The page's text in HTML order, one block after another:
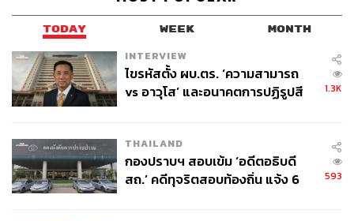
ออกมาเท่าเดิมหรือมากกว่าเดิม ซึ่งก็เป็นตรรกะปกติ
ของทุกการทำงานเช่นกัน
อีกข้อสำคัญก็คือเรามีความจำเป็นต้องการปฏิรูประบบ
กำลังสำรอง เพราะถ้าไม่มีการเกณฑ์ทหาร ก็ไม่มีความ
กลับกัน ถ้าไม่มีการเกณฑ์ทหาร ระบบกำลังสำรองควร
จะดีและมีประสิทธิภาพกว่านี้ เช่น อาจต้องเปลี่ยนการ
เรียน รด. ให้เป็นภาคบังคับ มีการฝึกราวสัปดาห์ละ 1
ครั้ง ใช้เวลา 1-2 ปีก็พอ เพราะถ้าฝึกมากกว่านี้ก็ไม่ต่าง
TODAY WEEK MONTH
INTERVIEW
ไขรหัสตั้ง ผบ.ตร. ‘ความสามารถ
vs อาวุโส’ และอนาคตการปฏิรูปสี
1.3K
THAILAND
กองปราบฯ สอบเข้ม ‘อดีตอธิบดี
สถ.’ คดีทุจริตสอบท้องถิ่น แจ้ง 6
593